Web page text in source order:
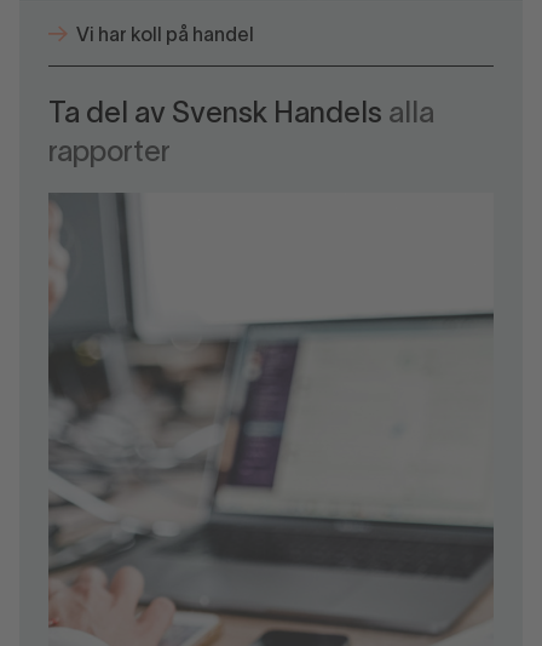
Vi har koll på handel
Ta del av Svensk Handels alla
rapporter